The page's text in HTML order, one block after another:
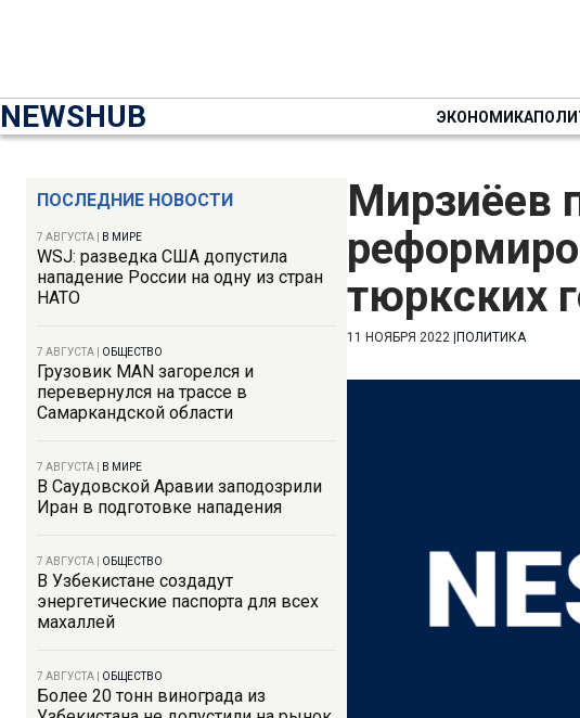
NEWSHUB ЭКОНОМИКА
ПОСЛЕДНИЕ НОВОСТИ
7 АВГУСТА В МИРЕ
WSJ: разведка США допустила
нападение России на одну из стран
НАТО
7 АВГУСТА ОБЩЕСТВО
Грузовик MAN загорелся и
перевернулся на трассе в
Самаркандской области
7 АВГУСТА В МИРЕ
В Саудовской Аравии заподозрили
Иран в подготовке нападения
7 АВГУСТА ОБЩЕСТВО
В Узбекистане создадут
энергетические паспорта для всех
махаллей
7 АВГУСТА ОБЩЕСТВО
Более 20 тонн винограда из
Мирзиёев
тюркских
11 НОЯБРЯ 2022 ПОЛИТИКА